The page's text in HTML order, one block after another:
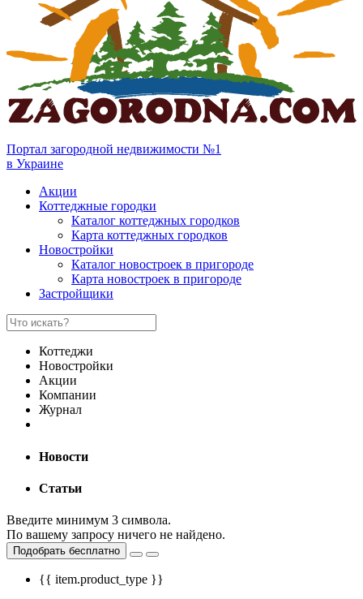
Портал загородной недвижимости №1
в Украине
Акции
Коттеджные городки
Каталог коттеджных городков
Карта коттеджных городков
Новостройки
Каталог новостроек в пригороде
Карта новостроек в пригороде
Застройщики
Коттеджи
Новостройки
Акции
Компании
Журнал
Новости
Статьи
Введите минимум 3 символа.
По вашему запросу ничего не найдено.
Подобрать бесплатно
{{ item.product_type }}